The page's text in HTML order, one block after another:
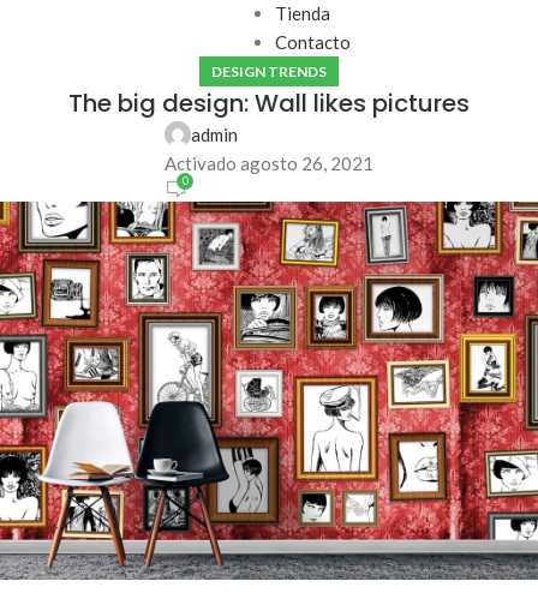
Tienda
Contacto
DESIGN TRENDS
The big design: Wall likes pictures
admin
Activado agosto 26, 2021
0